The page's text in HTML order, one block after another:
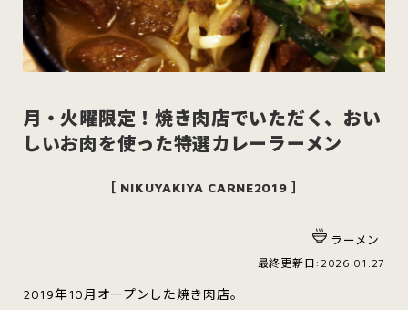
パスタ 寿司
スイーツ ハンバーガー
すべてのカテゴリをみる
月・火曜限定！焼き肉店でいただく、おい
しいお肉を使った特選カレーラーメン
［ NIKUYAKIYA CARNE2019 ］
ラーメン
最終更新日:2026.01.27
2019年10月オープンした焼き肉店。